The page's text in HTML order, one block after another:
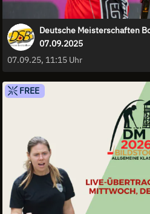
Deutsche Meisterschaften
07.09.2025
07.09.25, 11:15 Uhr
FREE